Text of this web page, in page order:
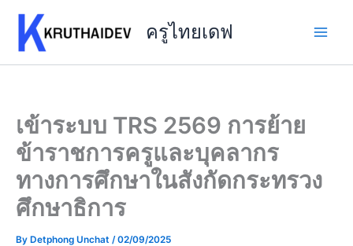
content
ครูไทยเดฟ
เข้าระบบ TRS 2569 การย้าย
ข้าราชการครูและบุคลากร
ทางการศึกษาในสังกัดกระทรวง
ศึกษาธิการ
By Detphong Unchat /02/09/2025